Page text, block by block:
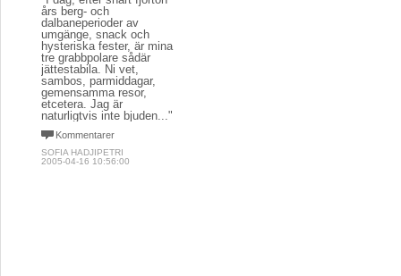
års berg- och
dalbaneperioder av
umgänge, snack och
hysteriska fester, är mina
tre grabbpolare sådär
jättestabila. Ni vet,
sambos, parmiddagar,
gemensamma resor,
etcetera. Jag är
naturligtvis inte bjuden..."
Kommentarer
SOFIA HADJIPETRI
2005-04-16 10:56:00